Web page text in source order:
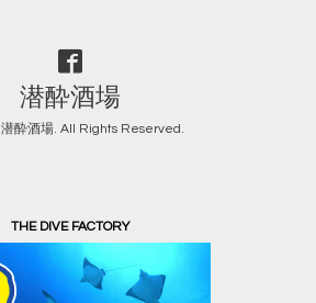
潜酔酒場
潜酔酒場. All Rights Reserved.
THE DIVE FACTORY